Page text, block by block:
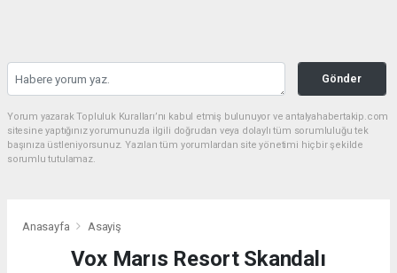
Gönder
Yorum yazarak Topluluk Kuralları’nı kabul etmiş bulunuyor ve antalyahabertakip.com
sitesine yaptığınız yorumunuzla ilgili doğrudan veya dolaylı tüm sorumluluğu tek
başınıza üstleniyorsunuz. Yazılan tüm yorumlardan site yönetimi hiçbir şekilde
sorumlu tutulamaz.
Anasayfa Asayiş
Vox Marıs Resort Skandalı